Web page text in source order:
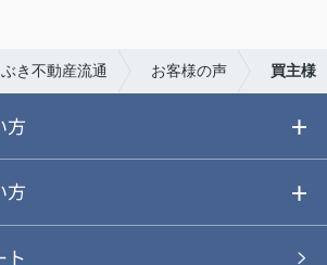
き不動産流通 お客様の声 買主様
方
方
ト